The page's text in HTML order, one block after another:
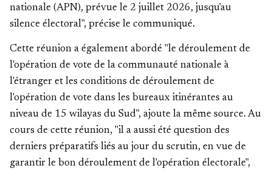
nationale (APN), prévue le 2 juillet 2026, jusqu'au
silence électoral", précise le communiqué.
Cette réunion a également abordé "le déroulement de
l'opération de vote de la communauté nationale à
l'étranger et les conditions de déroulement de
l'opération de vote dans les bureaux itinérantes au
niveau de 15 wilayas du Sud", ajoute la même source. Au
cours de cette réunion, "il a aussi été question des
derniers préparatifs liés au jour du scrutin, en vue de
garantir le bon déroulement de l'opération électorale",